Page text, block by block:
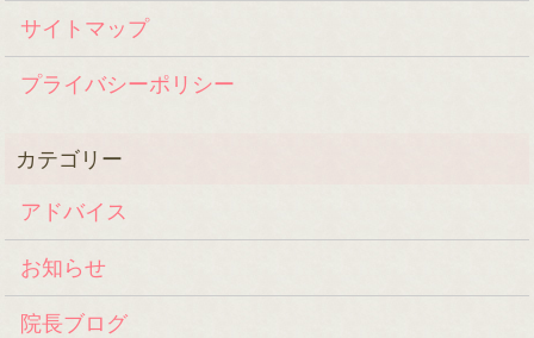
サイトマップ
プライバシーポリシー
アドバイス
お知らせ
院長ブログ